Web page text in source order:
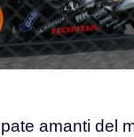
amanti del